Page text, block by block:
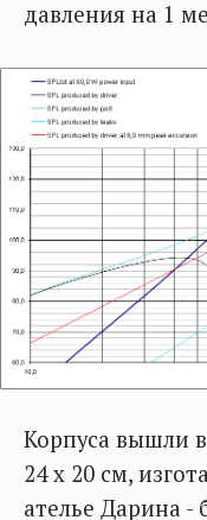
давления на 1
Корпуса вышли
24 х 20 см,
ателье Дарина -